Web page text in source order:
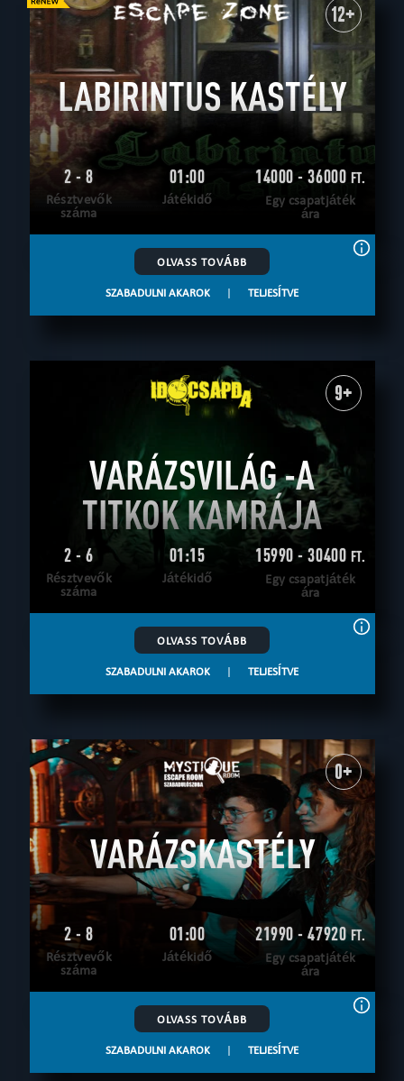
12+
LABIRINTUS KASTÉLY
2 - 8
Résztvevők
száma
01:00
Játékidő
14000 - 36000 FT.
Egy csapatjáték
ára
OLVASS TOVÁBB
SZABADULNI AKAROK | TELJESÍTVE
9+
VARÁZSVILÁG -A
TITKOK KAMRÁJA
2 - 6
Résztvevők
száma
01:15
Játékidő
15990 - 30400 FT.
Egy csapatjáték
ára
OLVASS TOVÁBB
SZABADULNI AKAROK | TELJESÍTVE
0+
VARÁZSKASTÉLY
2 - 8
Résztvevők
száma
01:00
Játékidő
21990 - 47920FT.
Egy csapatjáték
ára
OLVASS TOVÁBB
SZABADULNI AKAROK | TELJESÍTVE